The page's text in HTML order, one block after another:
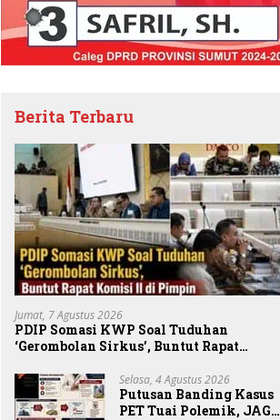
Berita Terbaru
Jumat, 7 Agustus 2026
PDIP Somasi KWP Soal Tuduhan
‘Gerombolan Sirkus’, Buntut Rapat
Selasa, 4 Agustus 2026
Putusan Banding Kasus
PET Tuai Polemik, JAGA